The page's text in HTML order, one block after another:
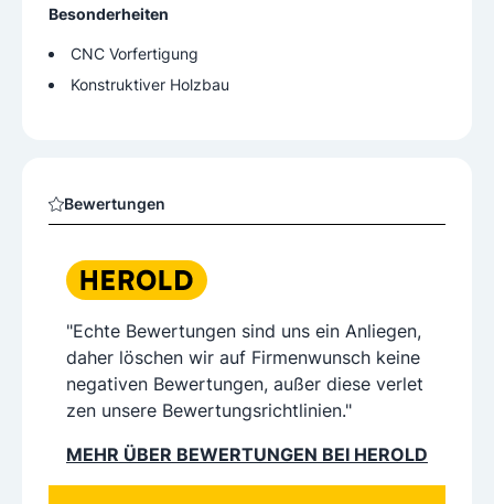
Besonderheiten
CNC Vorfertigung
Konstruktiver Holzbau
Bewertungen
"Echte Bewertungen sind uns ein Anliegen,
daher löschen wir auf Firmenwunsch keine
negativen Bewertungen, außer diese verlet
zen unsere Bewertungsrichtlinien."
MEHR ÜBER BEWERTUNGEN BEI HEROLD